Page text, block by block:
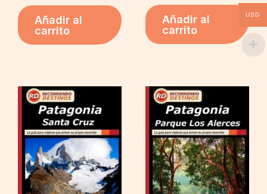
Añadir al
carrito
Añadir al
carrito
USD